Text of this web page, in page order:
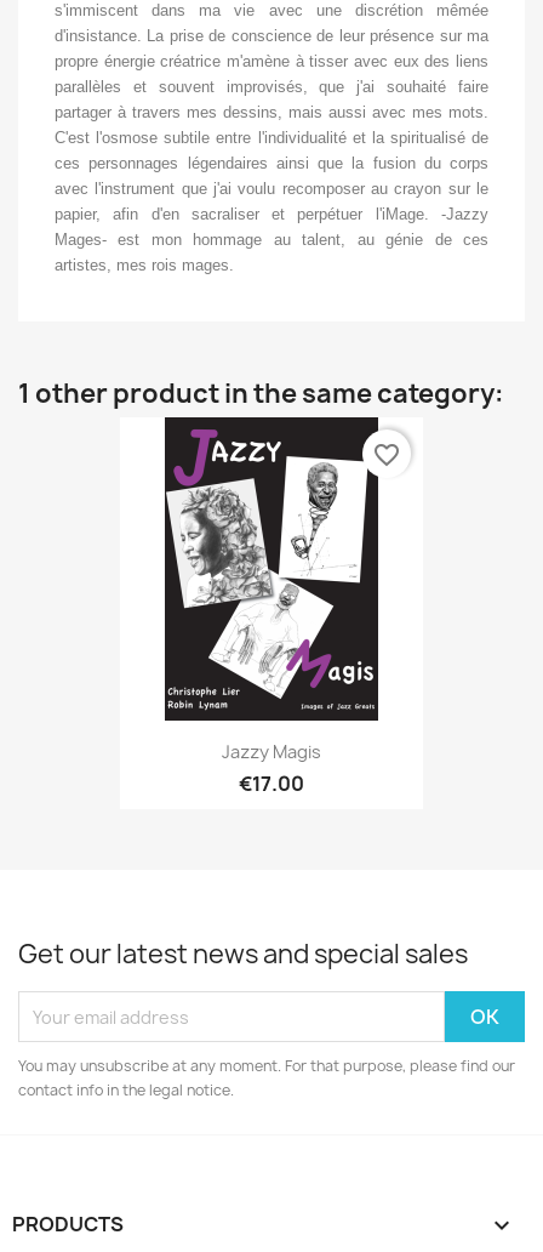
s'immiscent dans ma vie avec une discrétion mêmée
d'insistance. La prise de conscience de leur présence sur ma
propre énergie créatrice m'amène à tisser avec eux des liens
parallèles et souvent improvisés, que j'ai souhaité faire
partager à travers mes dessins, mais aussi avec mes mots.
C'est l'osmose subtile entre l'individualité et la spiritualisé de
ces personnages légendaires ainsi que la fusion du corps
avec l'instrument que j'ai voulu recomposer au crayon sur le
papier, afin d'en sacraliser et perpétuer l'iMage. -Jazzy
Mages- est mon hommage au talent, au génie de ces
artistes, mes rois mages.
1 other product in the same category:
Jazzy Magis
€17.00
favorite_border
Get our latest news and special sales
You may unsubscribe at any moment. For that purpose, please find our
contact info in the legal notice.
PRODUCTS 